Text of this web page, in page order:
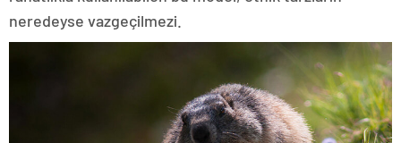
neredeyse vazgeçilmezi.